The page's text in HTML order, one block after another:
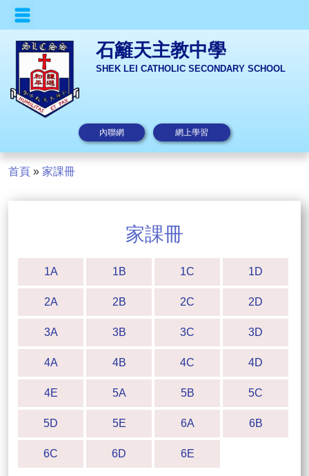
石籬天主教中學
SHEK LEI CATHOLIC SECONDARY SCHOOL
內聯網 網上學習
首頁 » 家課冊
家課冊
1A 1B 1C 1D
2A 2B 2C 2D
3A 3B 3C 3D
4A 4B 4C 4D
4E 5A 5B 5C
5D 5E 6A 6B
6C 6D 6E